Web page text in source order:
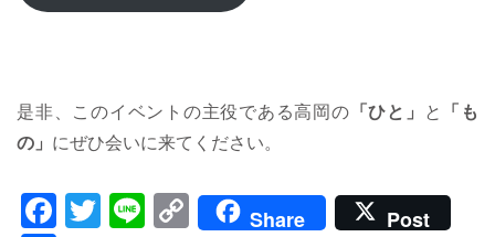
是非、このイベントの主役である高岡の 「ひと」 と 「も
の」 にぜひ会いに来てください。
Facebook
Twitter
LineCopyShare Post